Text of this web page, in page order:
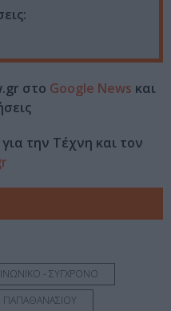
στο Google News και
για την Τέχνη και τον
- ΣΥΓΧΡΟΝΟ